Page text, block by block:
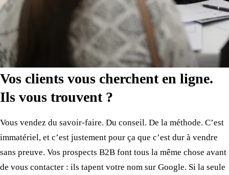
Vos clients vous cherchent en ligne.
Ils vous trouvent ?
Vous vendez du savoir-faire. Du conseil. De la méthode. C’est
immatériel, et c’est justement pour ça que c’est dur à vendre
sans preuve. Vos prospects B2B font tous la même chose avant
de vous contacter : ils tapent votre nom sur Google. Si la seule